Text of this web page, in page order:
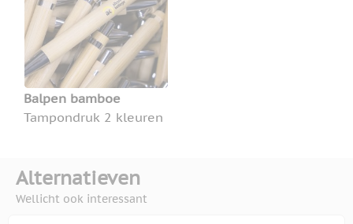
Balpen bamboe
Tampondruk 2 kleuren
Alternatieven
Wellicht ook interessant